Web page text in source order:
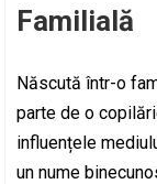
Familială
Născută într-o
parte de o
influențele
un nume